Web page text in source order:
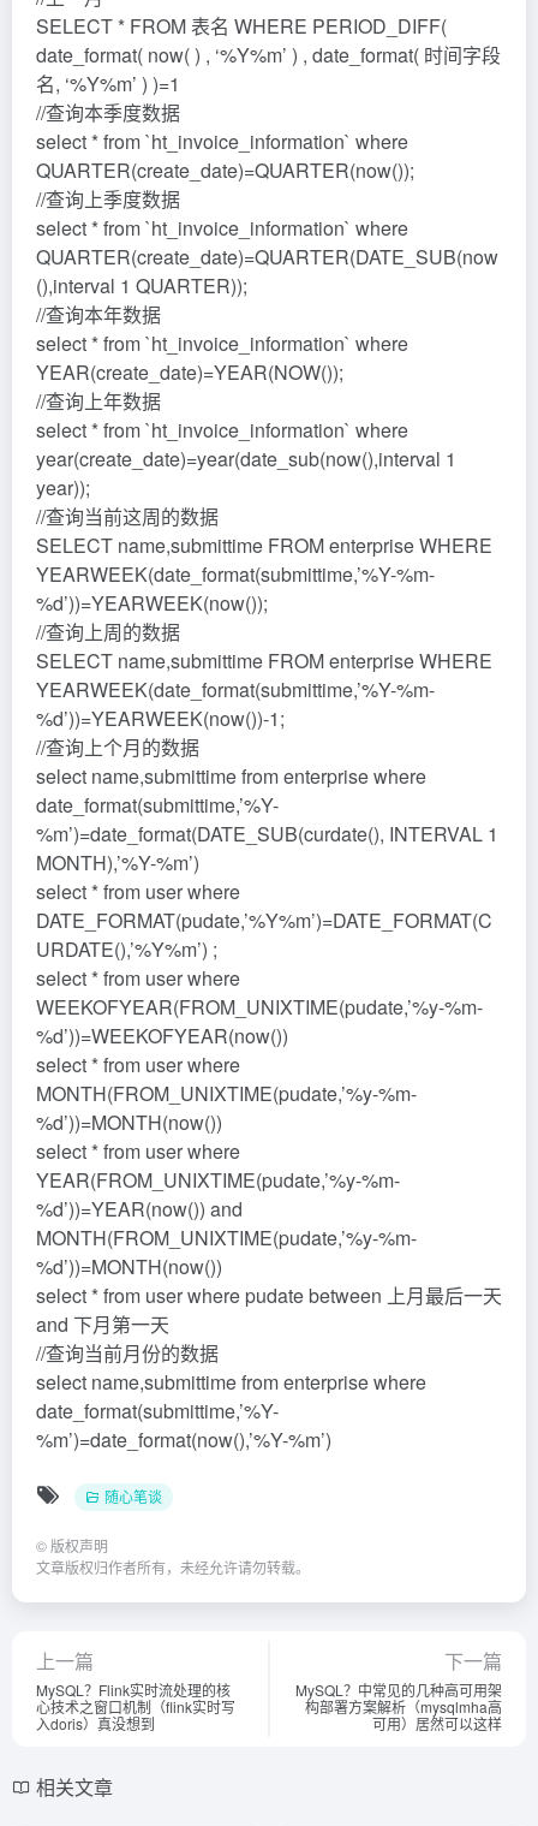
SELECT * FROM 表名 WHERE PERIOD_DIFF(
date_format( now( ) , ‘%Y%m’ ) , date_format( 时间字段
名, ‘%Y%m’ ) )=1
//查询本季度数据
select * from `ht_invoice_information` where
QUARTER(create_date)=QUARTER(now());
//查询上季度数据
select * from `ht_invoice_information` where
QUARTER(create_date)=QUARTER(DATE_SUB(now
(),interval 1 QUARTER));
//查询本年数据
select * from `ht_invoice_information` where
YEAR(create_date)=YEAR(NOW());
//查询上年数据
select * from `ht_invoice_information` where
year(create_date)=year(date_sub(now(),interval 1
year));
//查询当前这周的数据
SELECT name,submittime FROM enterprise WHERE
YEARWEEK(date_format(submittime,’%Y-%m-
%d’))=YEARWEEK(now());
//查询上周的数据
SELECT name,submittime FROM enterprise WHERE
YEARWEEK(date_format(submittime,’%Y-%m-
%d’))=YEARWEEK(now())-1;
//查询上个月的数据
select name,submittime from enterprise where
date_format(submittime,’%Y-
%m’)=date_format(DATE_SUB(curdate(), INTERVAL 1
MONTH),’%Y-%m’)
select * from user where
DATE_FORMAT(pudate,’%Y%m’)=DATE_FORMAT(C
URDATE(),’%Y%m’) ;
select * from user where
WEEKOFYEAR(FROM_UNIXTIME(pudate,’%y-%m-
%d’))=WEEKOFYEAR(now())
select * from user where
MONTH(FROM_UNIXTIME(pudate,’%y-%m-
%d’))=MONTH(now())
select * from user where
YEAR(FROM_UNIXTIME(pudate,’%y-%m-
%d’))=YEAR(now()) and
MONTH(FROM_UNIXTIME(pudate,’%y-%m-
%d’))=MONTH(now())
select * from user where pudate between 上月最后一天
and 下月第一天
//查询当前月份的数据
select name,submittime from enterprise where
date_format(submittime,’%Y-
%m’)=date_format(now(),’%Y-%m’)
随心笔谈
© 版权声明
文章版权归作者所有，未经允许请勿转载。
上一篇
MySQL？Flink实时流处理的核
心技术之窗口机制（flink实时写
入doris）真没想到
下一篇
MySQL？中常见的几种高可用架
构部署方案解析（mysqlmha高
可用）居然可以这样
相关文章